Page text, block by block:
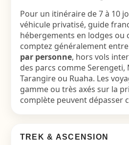
Pour un itinéraire de 7 à 10
véhicule privatisé, guide
hébergements en lodges ou
comptez généralement entre
par personne, hors vols
des parcs comme
Tarangire ou Ruaha. Les
gamme ou très axés sur la
complète peuvent dépasser
TREK & ASCENSION